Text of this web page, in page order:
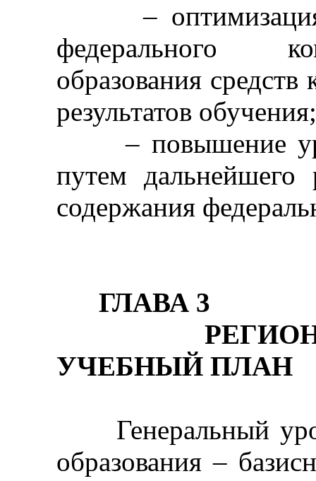
– оптимизация
федерального
образования средств
результатов обучения;
– повышение
путем дальнейшего
содержания
ГЛАВА 3
УЧЕБНЫЙ ПЛАН
Генеральный
образования –